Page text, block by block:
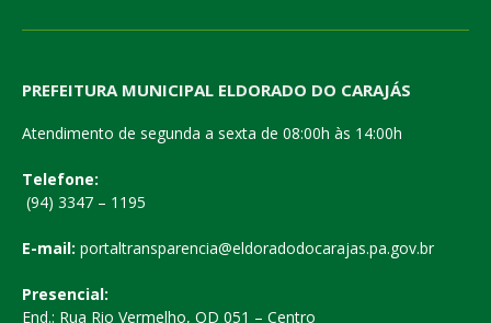
PREFEITURA MUNICIPAL ELDORADO DO CARAJÁS
Atendimento de segunda a sexta de 08:00h às 14:00h
Telefone:
(94) 3347 – 1195
E-mail: portaltransparencia@eldoradodocarajas.pa.gov.br
Presencial:
End.: Rua Rio Vermelho, QD 051 – Centro